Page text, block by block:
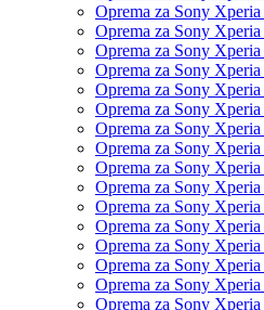
Oprema za Sony
Oprema za Sony
Oprema za Sony
Oprema za Sony
Oprema za Sony
Oprema za Sony Xperia
Oprema za Sony
Oprema za Sony
Oprema za Sony Xperia
Oprema za Sony
Oprema za Sony
Oprema za Sony
Oprema za Sony
Oprema za Sony
Oprema za Sony
Oprema za Sony